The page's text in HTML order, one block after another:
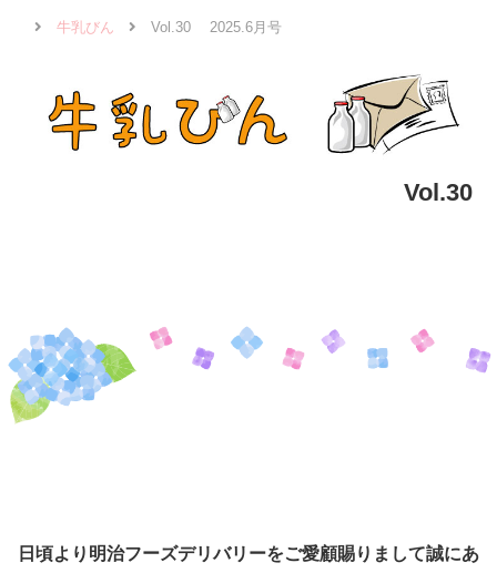
牛乳びん Vol.30 2025.6月号
Vol.30
日頃より明治フーズデリバリーをご愛顧賜りまして誠にあ